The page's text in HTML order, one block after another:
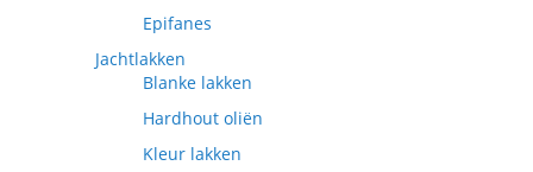
Epifanes
Jachtlakken
Blanke lakken
Hardhout oliën
Kleur lakken